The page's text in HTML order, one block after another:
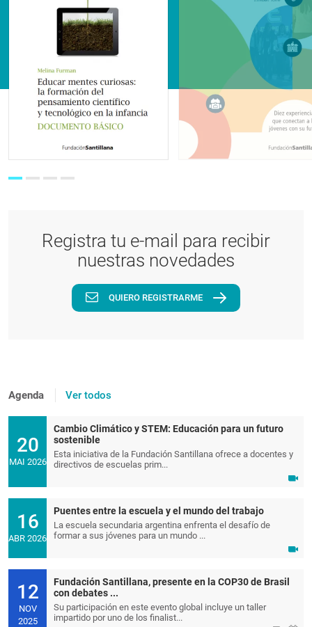
Registra tu e-mail para recibir
nuestras novedades
QUIERO REGISTRARME
Agenda Ver todos
20
MAI 2026
Cambio Climático y STEM: Educación para un futuro
sostenible
Esta iniciativa de la Fundación Santillana ofrece a docentes y
directivos de escuelas prim...
16
ABR 2026
Puentes entre la escuela y el mundo del trabajo
La escuela secundaria argentina enfrenta el desafío de
formar a sus jóvenes para un mundo ...
12
NOV
2025
Fundación Santillana, presente en la COP30 de Brasil
con debates ...
Su participación en este evento global incluye un taller
impartido por uno de los finalist...